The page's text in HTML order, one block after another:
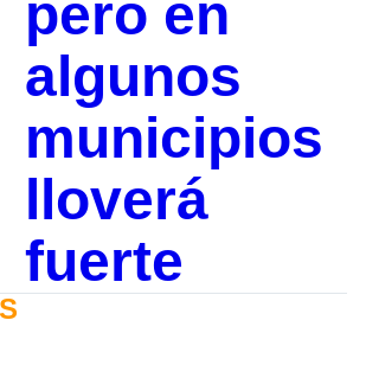
pero en
algunos
municipios
lloverá
fuerte